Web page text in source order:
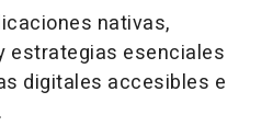
nativas,
estrategias esenciales
digitales accesibles e